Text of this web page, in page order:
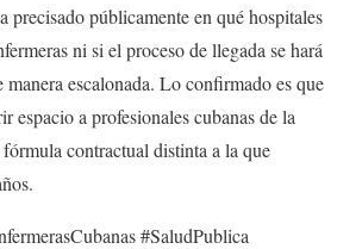
precisado públicamente en qué hospitales
ni si el proceso de llegada se hará
manera escalonada. Lo confirmado es que
espacio a profesionales cubanas de la
contractual distinta a la que
#SaludPublica